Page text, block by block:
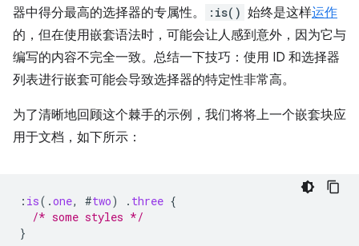
器中得分最高的选择器的专属性。
:is() 始终是这样运作
的，但在使用嵌套语法时，可能会让人感到意外，因为它与
编写的内容不完全一致。总结一下技巧：使用 ID 和选择器
列表进行嵌套可能会导致选择器的特定性非常高。
为了清晰地回顾这个棘手的示例，我们将将上一个嵌套块应
用于文档，如下所示：
: is( .one, #two) . three {
/* some styles */
}